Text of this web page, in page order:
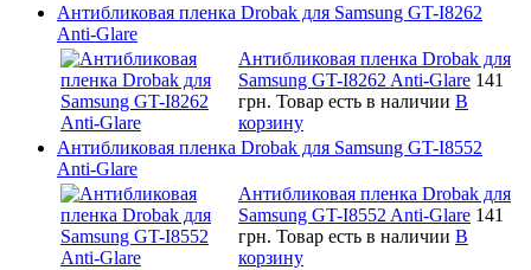
Антибликовая пленка Drobak для Samsung GT-I8262
Anti-Glare
Антибликовая пленка Drobak для
Samsung GT-I8262 Anti-Glare 141
грн. Товар есть в наличии В
корзину
Антибликовая пленка Drobak для Samsung GT-I8552
Anti-Glare
Антибликовая пленка Drobak для
Samsung GT-I8552 Anti-Glare 141
грн. Товар есть в наличии В
корзину